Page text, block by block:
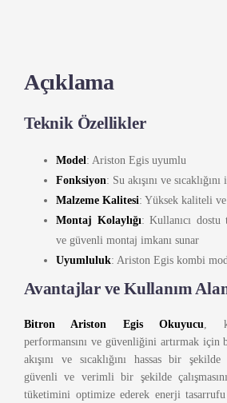
Açıklama
Teknik Özellikler
Model: Ariston Egis uyumlu
Fonksiyon: Su akışını ve
Malzeme Kalitesi: Yüksek kaliteli ve
Montaj Kolaylığı: Kullanıcı dostu
ve güvenli montaj imkanı sunar
Uyumluluk: Ariston Egis kombi
Avantajlar ve Kullanım
Bitron Ariston Egis Okuyucu,
performansını ve güvenliğini artırmak için
akışını ve sıcaklığını hassas bir
güvenli ve verimli bir şekilde
tüketimini optimize ederek enerji